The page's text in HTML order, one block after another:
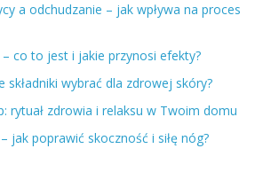
a odchudzanie – jak wpływa na proces
co to jest i jakie przynosi efekty?
składniki wybrać dla zdrowej skóry?
rytuał zdrowia i relaksu w Twoim domu
jak poprawić skoczność i siłę nóg?